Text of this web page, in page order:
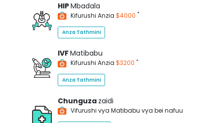
HIPMbadala
Kifurushi Anzia $4000 *
Anza Tathmini
IVFMatibabu
Kifurushi Anzia $3200 *
Anza Tathmini
Chunguza zaidi
Vifurushi vya Matibabu vya bei nafuu